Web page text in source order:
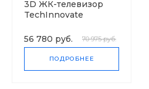
3D ЖК-телевизор
TechInnovate
56 780 руб.
70 975 руб.
ПОДРОБНЕЕ